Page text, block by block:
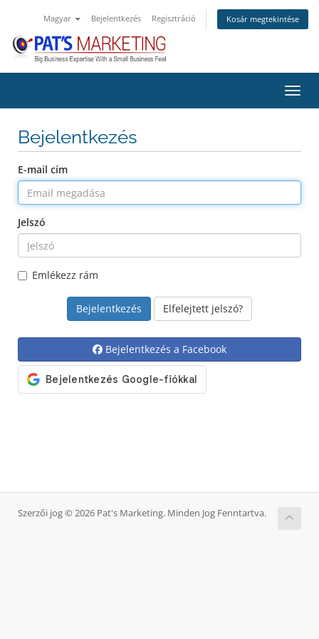
Magyar Bejelentkezés Regisztráció Kosár megtekintése
Bejelentkezés
E-mail cím
Jelszó
Emlékezz rám
Elfelejtett jelszó?
Bejelentkezés a Facebook
Szerzői jog © 2026 Pat's Marketing. Minden Jog Fenntartva.